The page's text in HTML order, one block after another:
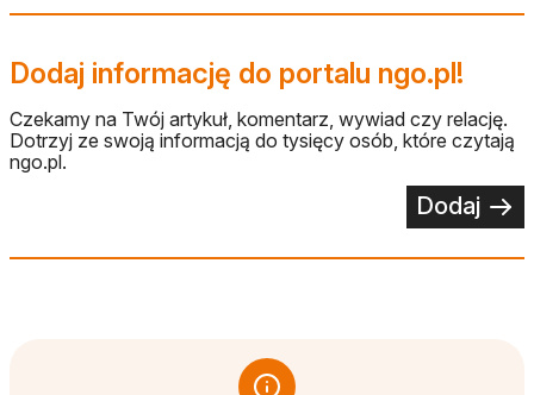
Dodaj informację do portalu ngo.pl!
Czekamy na Twój artykuł, komentarz, wywiad czy relację.
Dotrzyj ze swoją informacją do tysięcy osób, które czytają
ngo.pl.
Dodaj